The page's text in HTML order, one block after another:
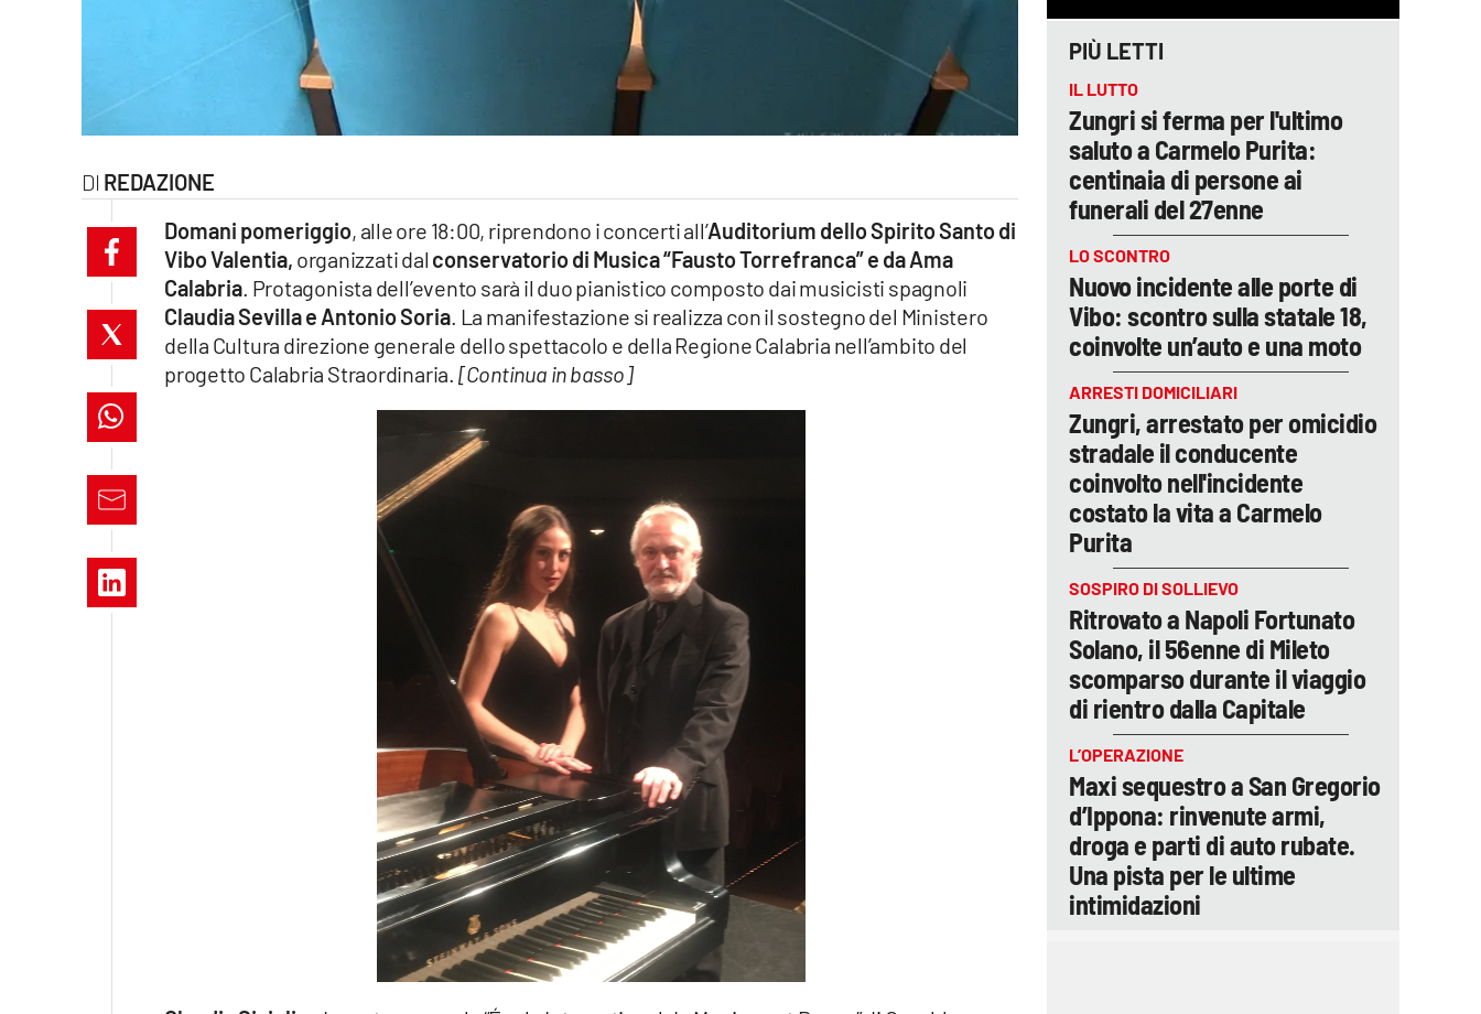
lacitymag.it
cosenzachannel.it
ilvibonese.it
catanzarochannel.it
lacapitalenews.it
REDAZIONE
Domani pomeriggio, alle ore 18:00, riprendono i concerti all’Auditorium dello Spirito Santo di
Vibo Valentia, organizzati dal conservatorio di Musica “Fausto Torrefranca” e da Ama
Calabria. Protagonista dell’evento sarà il duo pianistico composto dai musicisti spagnoli
Claudia Sevilla e Antonio Soria. La manifestazione si realizza con il sostegno del Ministero
della Cultura direzione generale dello spettacolo e della Regione Calabria nell’ambito del
progetto Calabria Straordinaria. [Continua in basso]
PIÙ LETTI
IL LUTTO
Zungri si ferma per l'ultimo
saluto a Carmelo Purita:
centinaia di persone ai
funerali del 27enne
LO SCONTRO
Nuovo incidente alle porte di
Vibo: scontro sulla statale 18,
coinvolte un’auto e una moto
ARRESTI DOMICILIARI
Zungri, arrestato per omicidio
stradale il conducente
coinvolto nell'incidente
costato la vita a Carmelo
Purita
SOSPIRO DI SOLLIEVO
Ritrovato a Napoli Fortunato
Solano, il 56enne di Mileto
scomparso durante il viaggio
di rientro dalla Capitale
L’OPERAZIONE
Maxi sequestro a San Gregorio
d’Ippona: rinvenute armi,
droga e parti di auto rubate.
Una pista per le ultime
intimidazioni